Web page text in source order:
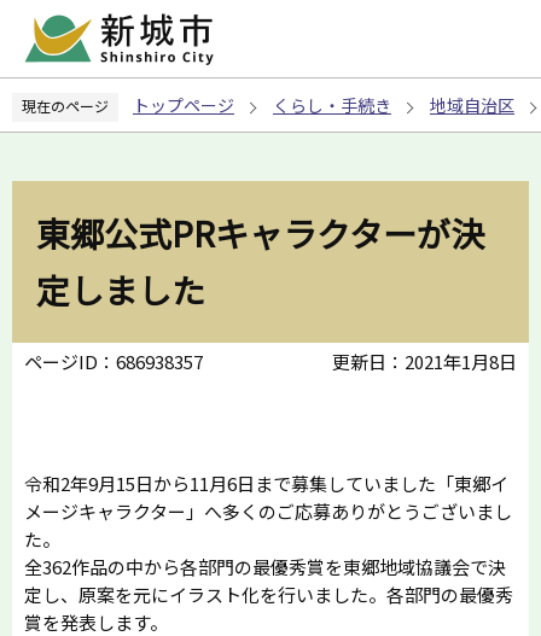
ペ
の
現在のページ トップページ くらし・手続き 地域自治区
東郷公式PRキャラクターが決
定しました
ページID：686938357 更新日：2021年1月8日
令和2年9月15日から11月6日まで募集していました「東郷イ
メージキャラクター」へ多くのご応募ありがとうございまし
た。
全362作品の中から各部門の最優秀賞を東郷地域協議会で決
定し、原案を元にイラスト化を行いました。各部門の最優秀
賞を発表します。